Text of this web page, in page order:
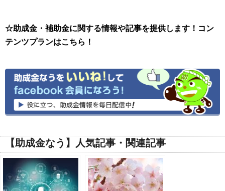
☆助成金・補助金に関する情報や記事を提供します！コン
テンツプランはこちら！
【助成金なう】人気記事・関連記事